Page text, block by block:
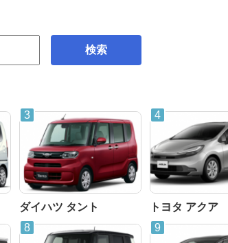
検索
ダイハツ タント トヨタ アクア